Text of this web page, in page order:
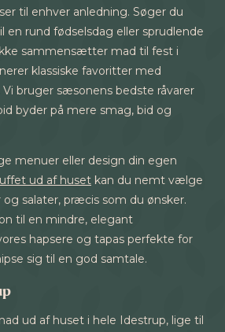
til enhver anledning. Søger du
en rund fødselsdag eller sprudlende
sammensætter mad til fest i
klassiske favoritter med
bruger sæsonens bedste råvarer
byder på mere smag, bid og
menuer eller design din egen
ud af huset kan du nemt vælge
og salater, præcis som du ønsker.
til en mindre, elegant
hapsere og tapas perfekte for
sig til en god samtale.
ud af huset i hele Idestrup, lige til